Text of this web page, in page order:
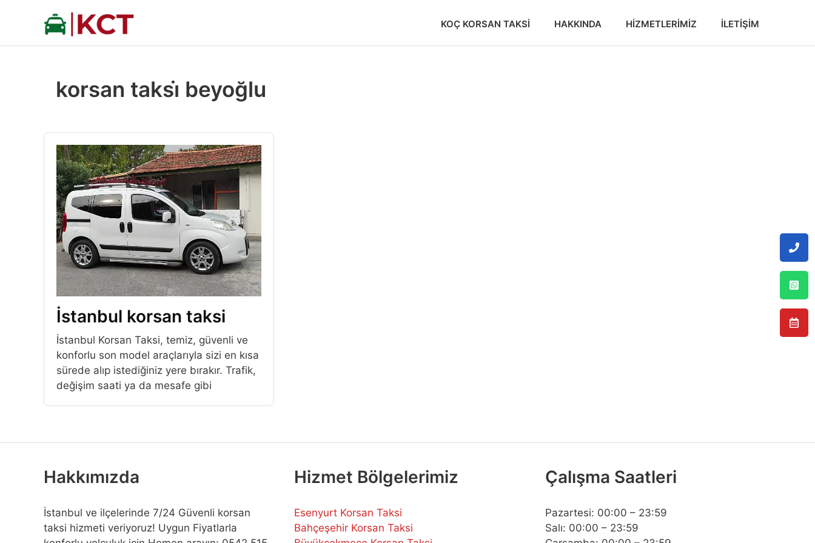
KOÇ KORSAN TAKSI HAKKINDA HIZMETLERIMIZ İLETIŞIM
korsan taksi̇ beyoğlu
İstanbul korsan taksi
İstanbul Korsan Taksi, temiz, güvenli ve
konforlu son model araçlarıyla sizi en kısa
sürede alıp istediğiniz yere bırakır. Trafik,
değişim saati ya da mesafe gibi
Hakkımızda
İstanbul ve ilçelerinde 7/24 Güvenli korsan
taksi hizmeti veriyoruz! Uygun Fiyatlarla
Hizmet Bölgelerimiz
Esenyurt Korsan Taksi
Bahçeşehir Korsan Taksi
Çalışma Saatleri
Pazartesi: 00:00 – 23:59
Salı: 00:00 – 23:59